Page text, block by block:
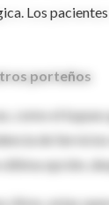
Los
porteños
como el
de
última opción,